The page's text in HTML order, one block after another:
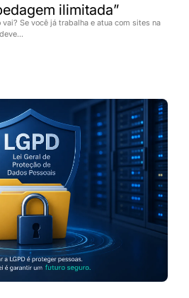
ilimitada”
vai? Se você já trabalha e atua com sites na